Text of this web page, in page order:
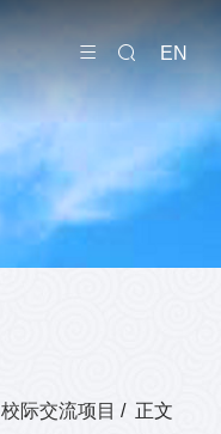
EN
校际交流项目 / 正文